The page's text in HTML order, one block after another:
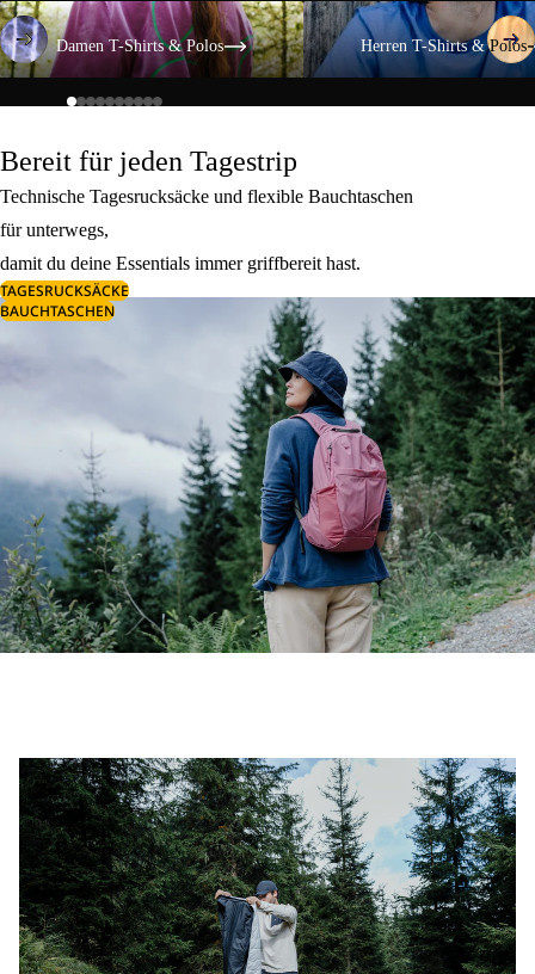
Damen T-Shirts & Polos
Damen T-Shirts & Polos
Herren T-Shirts & Polos
Herren T-Shirts & Polos
Bereit für jeden Tagestrip
Technische Tagesrucksäcke und flexible Bauchtaschen
für unterwegs,
damit du deine Essentials immer griffbereit hast.
TAGESRUCKSÄCKE
BAUCHTASCHEN